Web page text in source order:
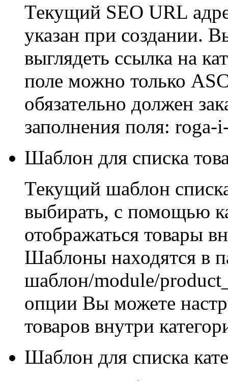
Текущий SEO URL
указан при создании.
выглядеть ссылка на
поле можно только
обязательно должен
заполнения поля:
Шаблон для списка
Текущий шаблон
выбирать, с помощью
отображаться товары
Шаблоны находятся в
шаблон/module/
опции Вы можете
товаров внутри
Шаблон для списка